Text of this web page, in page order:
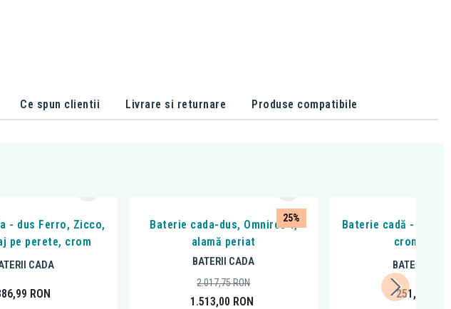
Ce spun clientii Livrare si returnare Produse compatibile
- dus Ferro, Zicco,
pe perete, crom
CADA
RON
25%
Baterie cada-dus, Omnires Y,
alamă periat
BATERII CADA
1.513,00 RON
2.017,75RON
Baterie cadă - duș,
crom,
BATERII
251,99